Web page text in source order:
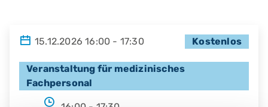
15.12.2026 16:00 - 17:30 Kostenlos
Veranstaltung für medizinisches
Fachpersonal